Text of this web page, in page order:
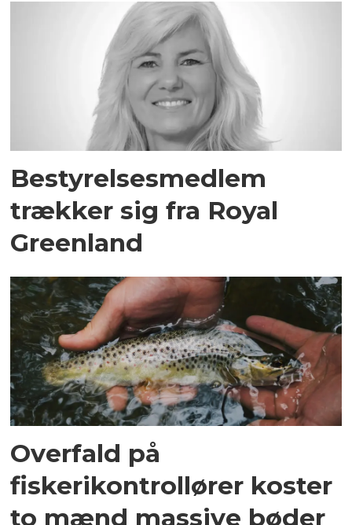
Bestyrelsesmedlem
trækker sig fra Royal
Greenland
Overfald på
fiskerikontrollører koster
to mænd massive bøder